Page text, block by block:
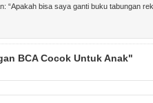
“Apakah bisa saya ganti buku tabungan
BCA Cocok Untuk Anak"